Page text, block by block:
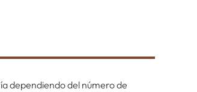
dependiendo del número de